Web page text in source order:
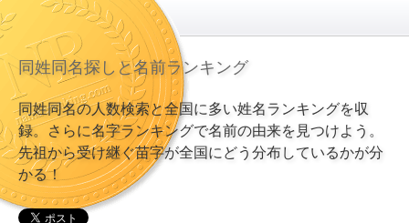
同姓同名探しと名前ランキング
同姓同名の人数検索と全国に多い姓名ランキングを収
録。さらに名字ランキングで名前の由来を見つけよう。
先祖から受け継ぐ苗字が全国にどう分布しているかが分
かる！